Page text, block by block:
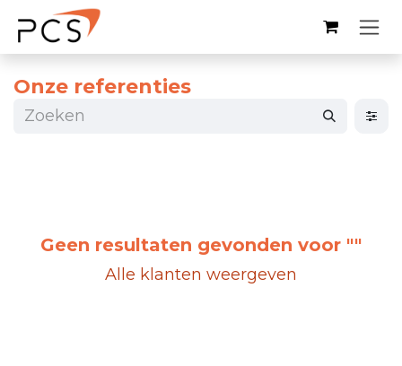
Overslaan naar inhoud
Onze referenties
Geen resultaten gevonden voor ""
Alle klanten weergeven